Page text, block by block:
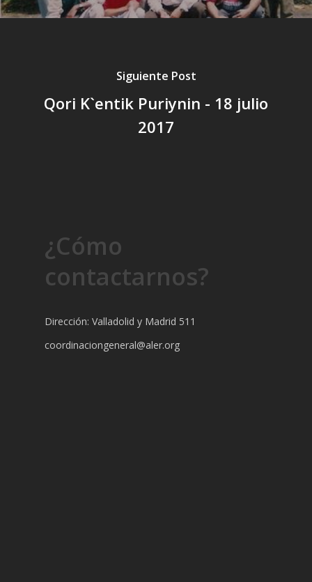
Siguiente Post
Qori K`entik Puriynin - 18 julio
2017
¿Cómo
contactarnos?
Dirección: Valladolid y Madrid 511
coordinaciongeneral@aler.org